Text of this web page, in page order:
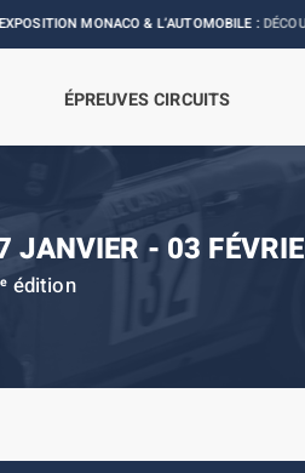
& L’AUTOMOBILE :DÉCOUVREZ
ÉPREUVES CIRCUITS
JANVIER - 03
e édition